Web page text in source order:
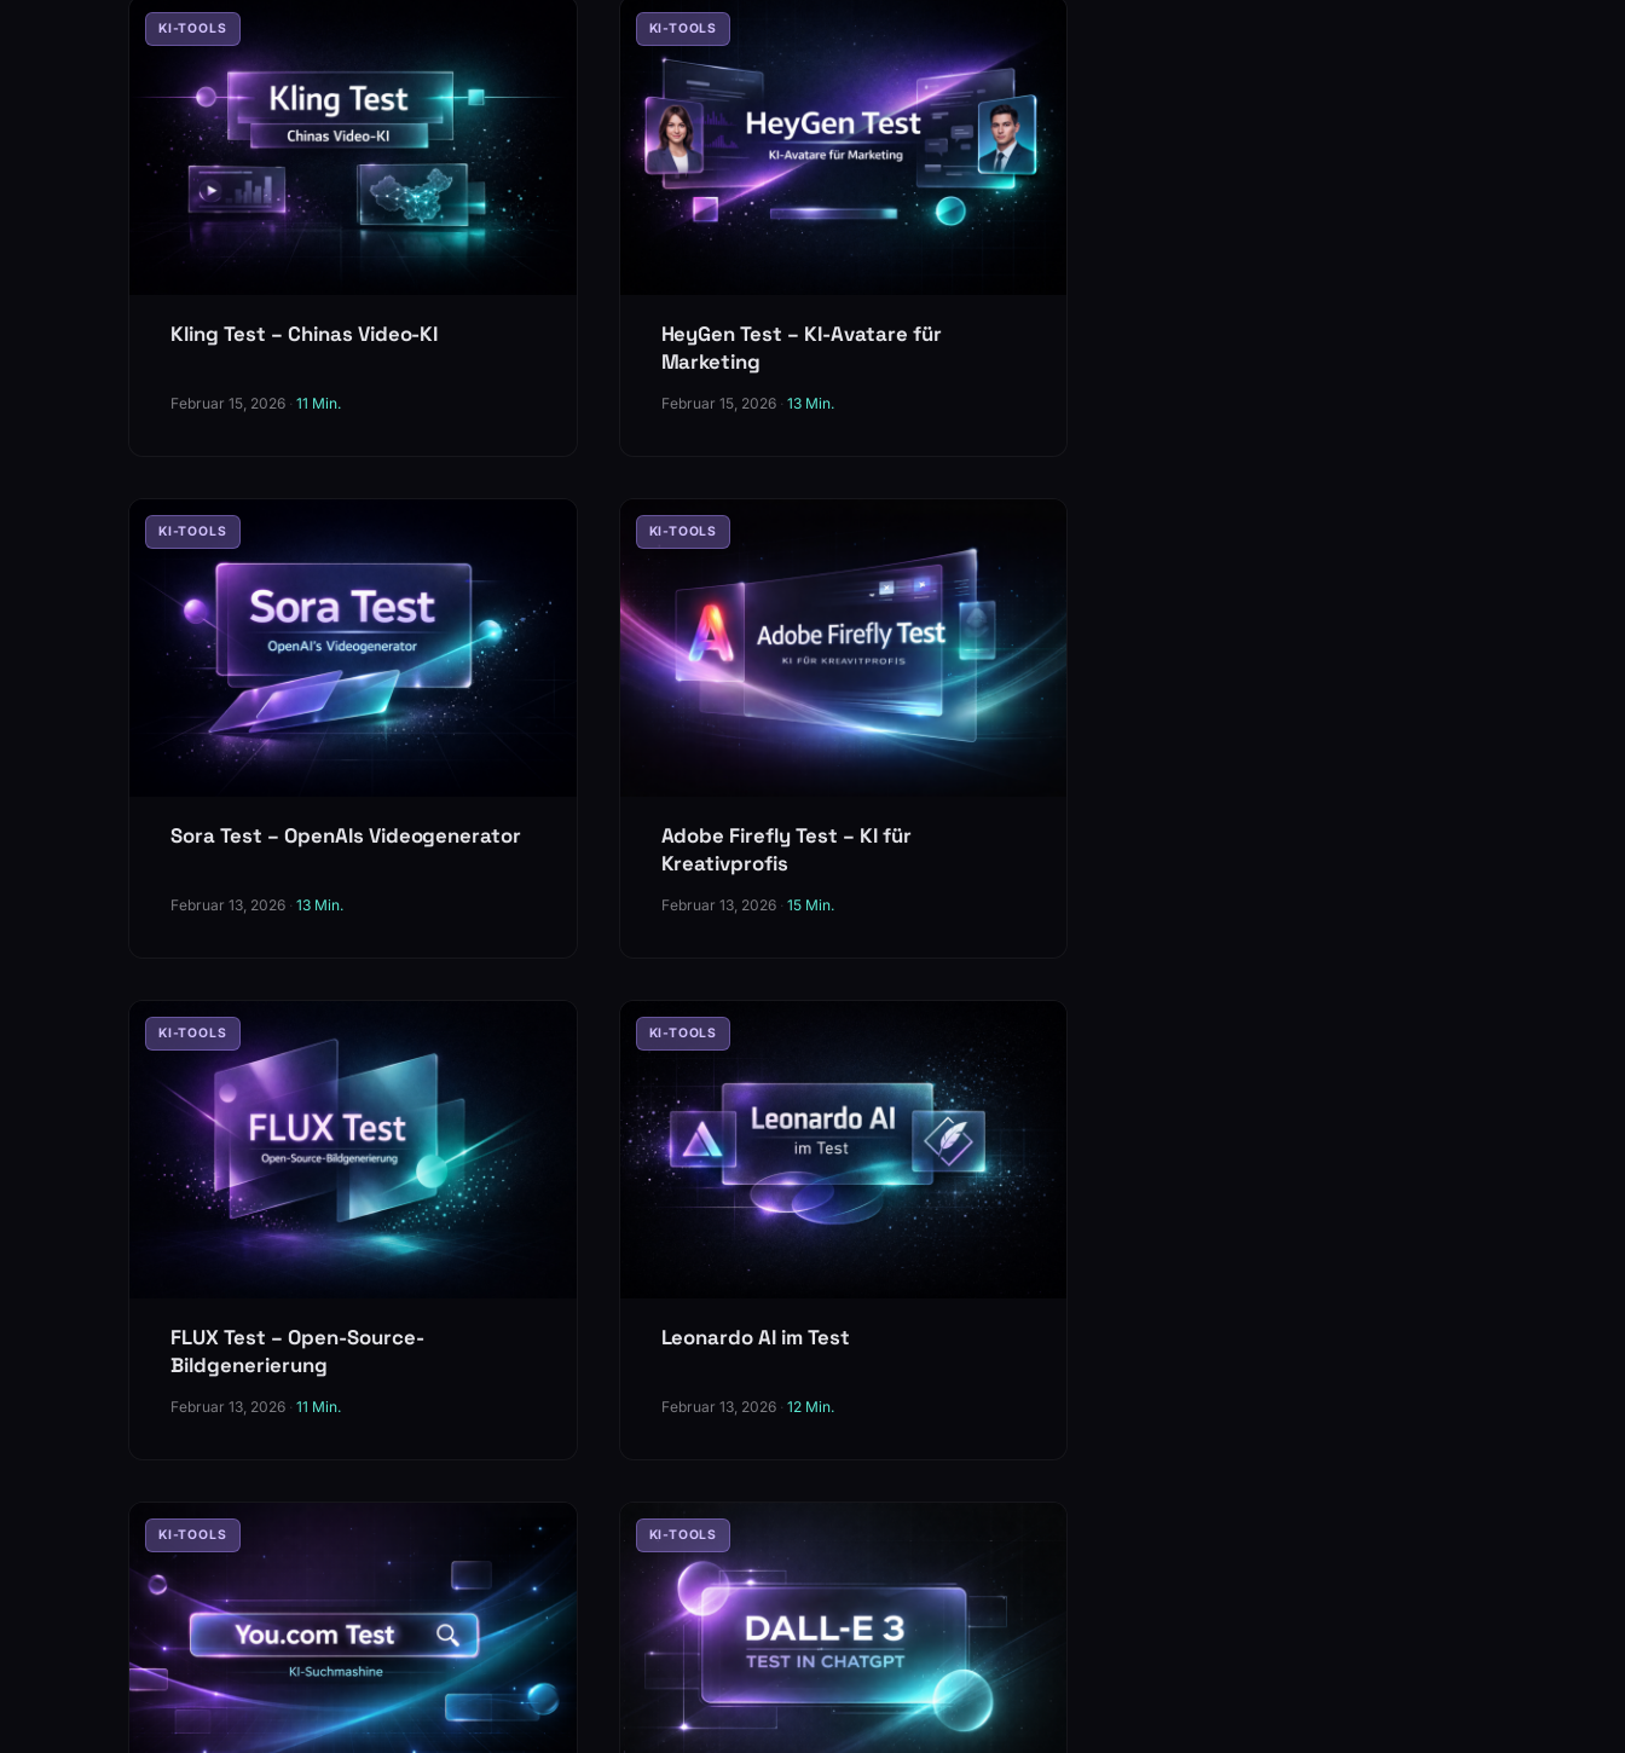
KI-TOOLS
Kling Test – Chinas Video-KI
Februar 15, 2026 · 11 Min.
KI-TOOLS
HeyGen Test – KI-Avatare für
Marketing
Februar 15, 2026 · 13 Min.
KI-TOOLS
Sora Test – OpenAIs Videogenerator
Februar 13, 2026 · 13 Min.
KI-TOOLS
Adobe Firefly Test – KI für
Kreativprofis
Februar 13, 2026 · 15 Min.
KI-TOOLS
FLUX Test – Open-Source-
Bildgenerierung
Februar 13, 2026 · 11 Min.
KI-TOOLS
Leonardo AI im Test
Februar 13, 2026 · 12 Min.
KI-TOOLS KI-TOOLS